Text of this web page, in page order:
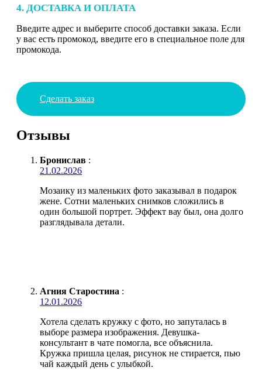
4. ДОСТАВКА И ОПЛАТА
Введите адрес и выберите способ доставки заказа. Если
у вас есть промокод, введите его в специальное поле для
промокода.
Сделать заказ
Отзывы
Бронислав :
21.02.2026
Мозаику из маленьких фото заказывал в подарок
жене. Сотни маленьких снимков сложились в
один большой портрет. Эффект вау был, она долго
разглядывала детали.
Агния Старостина :
12.01.2026
Хотела сделать кружку с фото, но запуталась в
выборе размера изображения. Девушка-
консультант в чате помогла, все объяснила.
Кружка пришла целая, рисунок не стирается, пью
чай каждый день с улыбкой.